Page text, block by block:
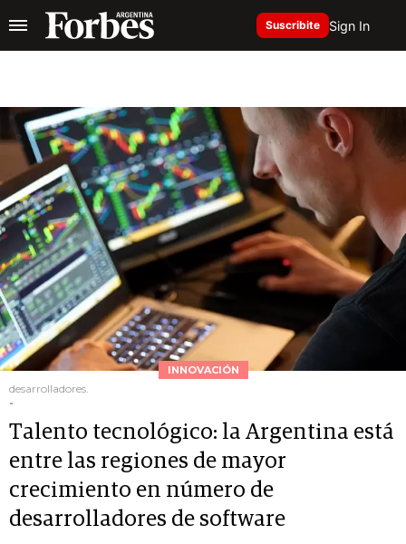
Suscribite Sign In
INNOVACIÓN
desarrolladores.
-
Talento tecnológico: la Argentina está
entre las regiones de mayor
crecimiento en número de
desarrolladores de software